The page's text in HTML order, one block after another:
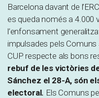
Barcelona davant de
es queda només a 4.000
l’enfonsament
impulsades pels Comuns
CUP respecte als bons
rebuf de les victòries
Sánchez el 28-A, són
electoral. Els Comuns